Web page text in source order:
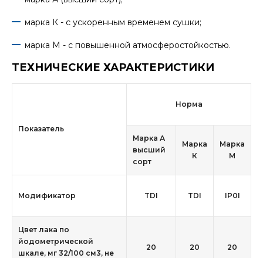
марка К - с ускоренным временем сушки;
марка М - с повышенной атмосферостойкостью.
ТЕХНИЧЕСКИЕ ХАРАКТЕРИСТИКИ
Показатель
Норма
Марка А
высший
сорт
Марка
К
Марка
М
Модификатор TDI TDI IР0I
Цвет лака по
йодометрической
шкале, мг 32/100 см3, не
20 20 20